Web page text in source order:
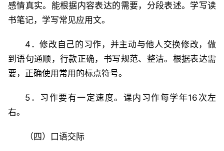
感情真实。能根据内容表达的需要，分段表述。学写读
书笔记，学写常见应用文。
4．修改自己的习作，并主动与他人交换修改，做
到语句通顺，行款正确，书写规范、整洁。根据表达需
要，正确使用常用的标点符号。
5．习作要有一定速度。课内习作每学年16次左
右。
（四）口语交际